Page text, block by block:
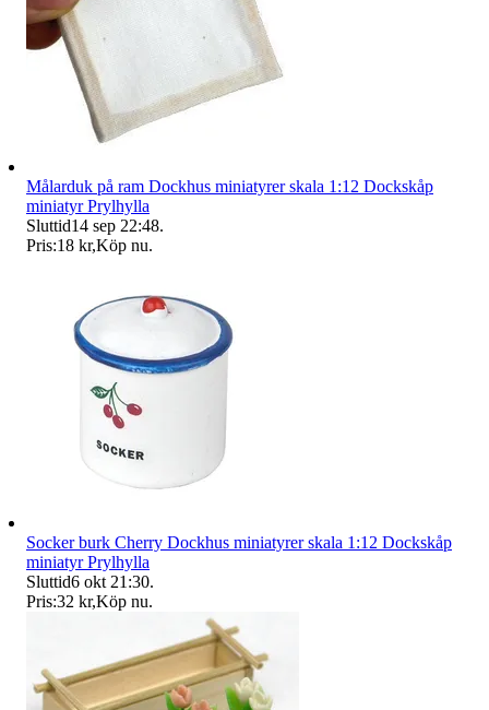
Målarduk på ram Dockhus miniatyrer skala 1:12 Dockskåp
miniatyr Prylhylla
Sluttid14 sep 22:48.
Pris:18 kr,Köp nu.
Socker burk Cherry Dockhus miniatyrer skala 1:12 Dockskåp
miniatyr Prylhylla
Sluttid6 okt 21:30.
Pris:32 kr,Köp nu.